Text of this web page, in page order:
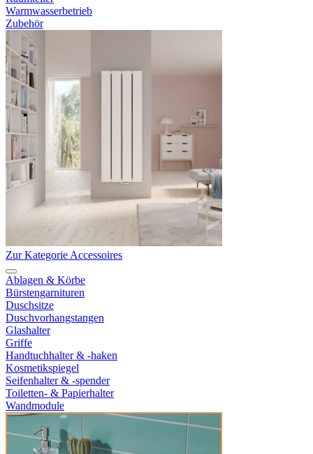
Warmwasserbetrieb
Zubehör
Zur Kategorie Accessoires
Ablagen & Körbe
Bürstengarnituren
Duschsitze
Duschvorhangstangen
Glashalter
Griffe
Handtuchhalter & -haken
Kosmetikspiegel
Seifenhalter & -spender
Toiletten- & Papierhalter
Wandmodule